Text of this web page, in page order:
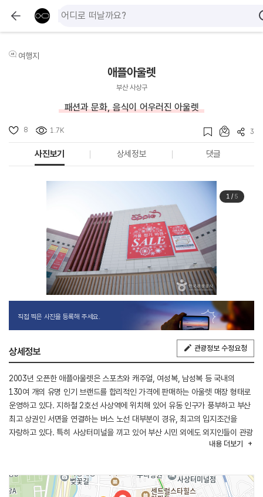
여행지
애플아울렛
부산 사상구
패션과 문화, 음식이 어우러진 아울렛
8 1.7K 3
사진보기 상세정보 댓글
1/ 5
직접 찍은 사진을 등록해 주세요.
상세정보 관광정보 수정요청
2003년 오픈한 애플아울렛은 스포츠와 캐주얼, 여성복, 남성복 등 국내의
130여 개의 유명 인기 브랜드를 합리적인 가격에 판매하는 아울렛 매장 형태로
운영하고 있다. 지하철 2호선 사상역에 위치해 있어 유동 인구가 풍부하고 부산
최고 상권인 서면을 연결하는 버스 노선 대부분이 경유, 최고의 입지조건을
자랑하고 있다. 특히 사상터미널을 끼고 있어 부산 시민 외에도 외지인들이 관광
내용 더보기